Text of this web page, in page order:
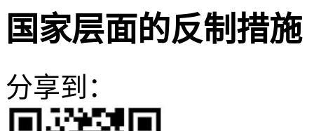
国家层面的反制措施
分享到：